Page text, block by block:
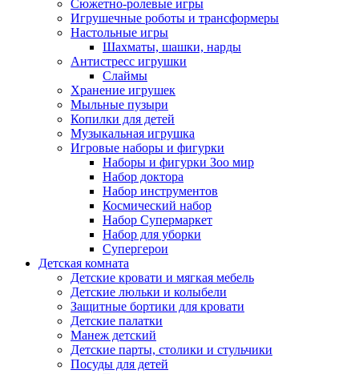
Сюжетно-ролевые игры
Игрушечные роботы и трансформеры
Настольные игры
Шахматы, шашки, нарды
Антистресс игрушки
Слаймы
Хранение игрушек
Мыльные пузыри
Копилки для детей
Музыкальная игрушка
Игровые наборы и фигурки
Наборы и фигурки Зоо мир
Набор доктора
Набор инструментов
Космический набор
Hабор Супермаркет
Набор для уборки
Супергерои
Детская комната
Детские кровати и мягкая мебель
Детские люльки и колыбели
Защитные бортики для кровати
Детские палатки
Манеж детский
Детские парты, столики и стульчики
Посуды для детей